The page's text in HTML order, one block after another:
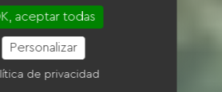
aceptar todas
Personalizar
de privacidad